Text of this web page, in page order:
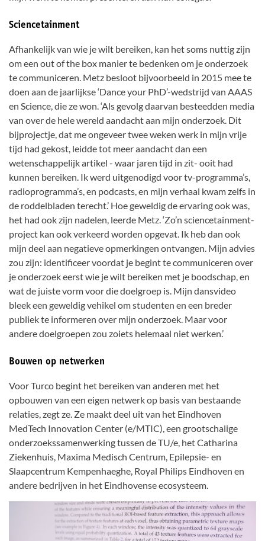
Sciencetainment
Afhankelijk van wie je wilt bereiken, kan het soms nuttig zijn
om een out of the box manier te bedenken om je onderzoek
te communiceren. Metz besloot bijvoorbeeld in 2015 mee te
doen aan de jaarlijkse ‘Dance your PhD’-wedstrijd van AAAS
en Science, die ze won. ‘Als gevolg daarvan besteedden media
van over de hele wereld aandacht aan mijn onderzoek. Dit
bijprojectje, dat me ongeveer twee weken werk in mijn vrije
tijd had gekost, leidde tot meer aandacht dan een
wetenschappelijk artikel - waar jaren tijd in zit- ooit had
kunnen bereiken. Ik werd uitgenodigd voor tv-programma’s,
radioprogramma’s, en podcasts, en mijn verhaal kwam zelfs in
de roddelbladen terecht.’ Hoe geweldig de ervaring ook was,
het had ook zijn nadelen, leerde Metz. ‘Zo’n sciencetainment-
project kan ook verkeerd worden opgevat. Ik heb dan ook
mijn deel aan negatieve opmerkingen ontvangen. Mijn advies
zou zijn: identificeer voordat je begint te communiceren over
je onderzoek eerst wie je wilt bereiken met je boodschap, en
wat de juiste vorm voor die doelgroep is. Mijn dansvideo
bleek een geweldig vehikel om studenten en een breder
publiek te informeren over mijn onderzoek. Maar voor
andere doelgroepen zou zoiets helemaal niet werken.’
Bouwen op netwerken
Voor Turco begint het bereiken van anderen met het
opbouwen van een eigen netwerk op basis van bestaande
relaties, zegt ze. Ze maakt deel uit van het Eindhoven
MedTech Innovation Center (e/MTIC), een grootschalige
onderzoekssamenwerking tussen de TU/e, het Catharina
Ziekenhuis, Maxima Medisch Centrum, Epilepsie- en
Slaapcentrum Kempenhaeghe, Royal Philips Eindhoven en
andere bedrijven in het Eindhovense ecosysteem.